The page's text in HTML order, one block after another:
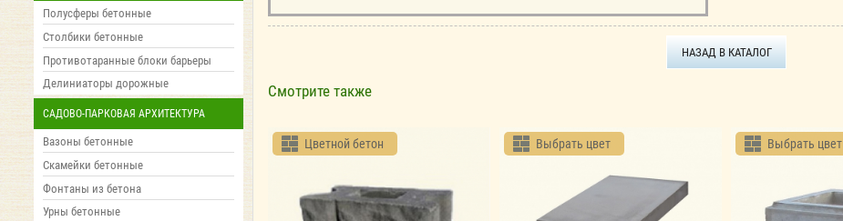
Полусферы бетонные
Столбики бетонные
Противотаранные блоки барьеры
Делиниаторы дорожные
САДОВО-ПАРКОВАЯ АРХИТЕКТУРА
Вазоны бетонные
Скамейки бетонные
Фонтаны из бетона
Урны бетонные
НАЗАД В КАТАЛОГ
Смотрите также
Цветной бетон Выбрать цвет Выбрать цвет